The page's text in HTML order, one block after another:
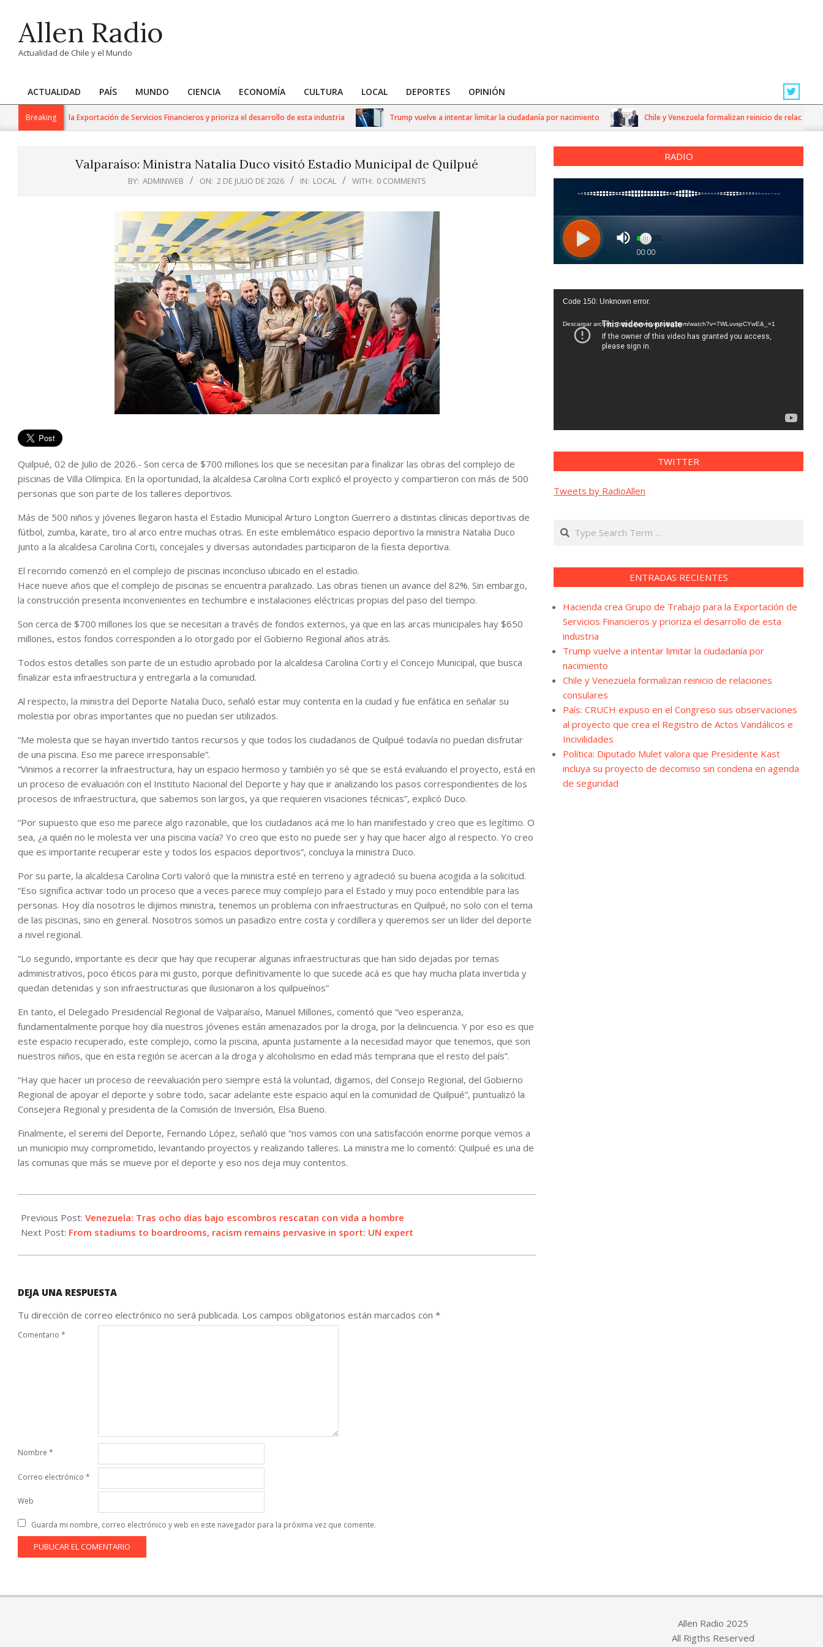
contentAllen Radio
Actualidad de Chile y el Mundo
Primary
Navigation
ACTUALIDAD PAÍS MUNDO CIENCIA ECONOMÍA CULTURA LOCAL DEPORTES OPINIÓN
Breaking
Trabajo para la Exportación de Servicios Financieros y prioriza el desarrollo de esta industria Trump vuelve a intentar limitar la ciudadanía por nacimiento Chile y Venezuela formalizan reinicio de relaciones
Valparaíso: Ministra Natalia Duco visitó Estadio Municipal de Quilpué
BY: ADMINWEB ON: 2 DE JULIO DE 2026 IN: LOCAL WITH: 0 COMMENTS
Quilpué, 02 de Julio de 2026.- Son cerca de $700 millones los que se necesitan para finalizar las obras del complejo de
piscinas de Villa Olímpica. En la oportunidad, la alcaldesa Carolina Corti explicó el proyecto y compartieron con más de 500
personas que son parte de los talleres deportivos.
Más de 500 niños y jóvenes llegaron hasta el Estadio Municipal Arturo Longton Guerrero a distintas clínicas deportivas de
fútbol, zumba, karate, tiro al arco entre muchas otras. En este emblemático espacio deportivo la ministra Natalia Duco
junto a la alcaldesa Carolina Corti, concejales y diversas autoridades participaron de la fiesta deportiva.
El recorrido comenzó en el complejo de piscinas inconcluso ubicado en el estadio.
Hace nueve años que el complejo de piscinas se encuentra paralizado. Las obras tienen un avance del 82%. Sin embargo,
la construcción presenta inconvenientes en techumbre e instalaciones eléctricas propias del paso del tiempo.
Son cerca de $700 millones los que se necesitan a través de fondos externos, ya que en las arcas municipales hay $650
millones, estos fondos corresponden a lo otorgado por el Gobierno Regional años atrás.
Todos estos detalles son parte de un estudio aprobado por la alcaldesa Carolina Corti y el Concejo Municipal, que busca
finalizar esta infraestructura y entregarla a la comunidad.
Al respecto, la ministra del Deporte Natalia Duco, señaló estar muy contenta en la ciudad y fue enfática en señalar su
molestia por obras importantes que no puedan ser utilizados.
“Me molesta que se hayan invertido tantos recursos y que todos los ciudadanos de Quilpué todavía no puedan disfrutar
de una piscina. Eso me parece irresponsable”.
“Vinimos a recorrer la infraestructura, hay un espacio hermoso y también yo sé que se está evaluando el proyecto, está en
un proceso de evaluación con el Instituto Nacional del Deporte y hay que ir analizando los pasos correspondientes de los
procesos de infraestructura, que sabemos son largos, ya que requieren visaciones técnicas”, explicó Duco.
“Por supuesto que eso me parece algo razonable, que los ciudadanos acá me lo han manifestado y creo que es legítimo. O
sea, ¿a quién no le molesta ver una piscina vacía? Yo creo que esto no puede ser y hay que hacer algo al respecto. Yo creo
que es importante recuperar este y todos los espacios deportivos”, concluya la ministra Duco.
Por su parte, la alcaldesa Carolina Corti valoró que la ministra esté en terreno y agradeció su buena acogida a la solicitud.
“Eso significa activar todo un proceso que a veces parece muy complejo para el Estado y muy poco entendible para las
personas. Hoy día nosotros le dijimos ministra, tenemos un problema con infraestructuras en Quilpué, no solo con el tema
de las piscinas, sino en general. Nosotros somos un pasadizo entre costa y cordillera y queremos ser un líder del deporte
a nivel regional.
“Lo segundo, importante es decir que hay que recuperar algunas infraestructuras que han sido dejadas por temas
administrativos, poco éticos para mi gusto, porque definitivamente lo que sucede acá es que hay mucha plata invertida y
quedan detenidas y son infraestructuras que ilusionaron a los quilpueínos”
En tanto, el Delegado Presidencial Regional de Valparaíso, Manuel Millones, comentó que “veo esperanza,
fundamentalmente porque hoy día nuestros jóvenes están amenazados por la droga, por la delincuencia. Y por eso es que
este espacio recuperado, este complejo, como la piscina, apunta justamente a la necesidad mayor que tenemos, que son
nuestros niños, que en esta región se acercan a la droga y alcoholismo en edad más temprana que el resto del país”.
“Hay que hacer un proceso de reevaluación pero siempre está la voluntad, digamos, del Consejo Regional, del Gobierno
Regional de apoyar el deporte y sobre todo, sacar adelante este espacio aquí en la comunidad de Quilpué”, puntualizó la
Consejera Regional y presidenta de la Comisión de Inversión, Elsa Bueno.
Finalmente, el seremi del Deporte, Fernando López, señaló que “nos vamos con una satisfacción enorme porque vemos a
un municipio muy comprometido, levantando proyectos y realizando talleres. La ministra me lo comentó: Quilpué es una de
las comunas que más se mueve por el deporte y eso nos deja muy contentos.
07-
02
Previous Post: Venezuela: Tras ocho días bajo escombros rescatan con vida a hombre
Next Post: From stadiums to boardrooms, racism remains pervasive in sport: UN expert
DEJA UNA RESPUESTA
Tu dirección de correo electrónico no será publicada. Los campos obligatorios están marcados con *
Comentario *
Nombre *
Correo electrónico *
Web
Guarda mi nombre, correo electrónico y web en este navegador para la próxima vez que comente.
RADIO
Reproductor
vídeo
Code 150: Unknown error.
Descargar archivo: https://www.youtube.com/watch?v=7WLuvspCYwE&_=1
TWITTER
Tweets by RadioAllen
Search
ENTRADAS RECIENTES
Hacienda crea Grupo de Trabajo para la Exportación de
Servicios Financieros y prioriza el desarrollo de esta
industria
Trump vuelve a intentar limitar la ciudadanía por
nacimiento
Chile y Venezuela formalizan reinicio de relaciones
consulares
País: CRUCH expuso en el Congreso sus observaciones
al proyecto que crea el Registro de Actos Vandálicos e
Incivilidades
Política: Diputado Mulet valora que Presidente Kast
incluya su proyecto de decomiso sin condena en agenda
de seguridad
Allen Radio 2025
All Rigths Reserved